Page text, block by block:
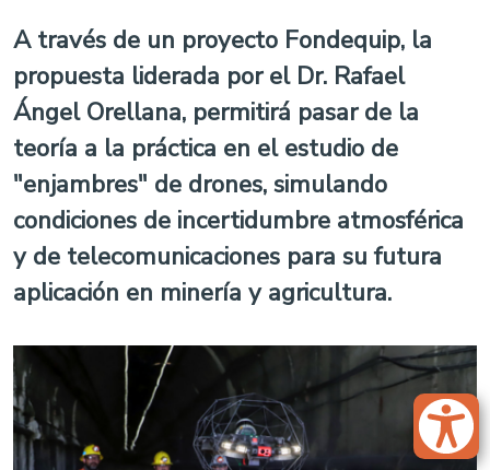
A través de un proyecto Fondequip, la
propuesta liderada por el Dr. Rafael
Ángel Orellana, permitirá pasar de la
teoría a la práctica en el estudio de
"enjambres" de drones, simulando
condiciones de incertidumbre atmosférica
y de telecomunicaciones para su futura
aplicación en minería y agricultura.